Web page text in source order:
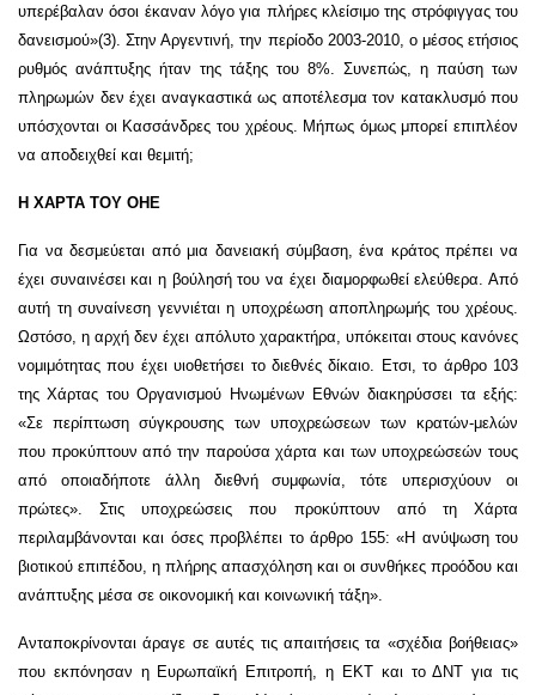
υπερέβαλαν όσοι έκαναν λόγο για πλήρες κλείσιμο της στρόφιγγας του
δανεισμού»(3). Στην Αργεντινή, την περίοδο 2003-2010, ο μέσος ετήσιος
ρυθμός ανάπτυξης ήταν της τάξης του 8%. Συνεπώς, η παύση των
πληρωμών δεν έχει αναγκαστικά ως αποτέλεσμα τον κατακλυσμό που
υπόσχονται οι Κασσάνδρες του χρέους. Μήπως όμως μπορεί επιπλέον
να αποδειχθεί και θεμιτή;
Η ΧΑΡΤΑ ΤΟΥ ΟΗΕ
Για να δεσμεύεται από μια δανειακή σύμβαση, ένα κράτος πρέπει να
έχει συναινέσει και η βούλησή του να έχει διαμορφωθεί ελεύθερα. Από
αυτή τη συναίνεση γεννιέται η υποχρέωση αποπληρωμής του χρέους.
Ωστόσο, η αρχή δεν έχει απόλυτο χαρακτήρα, υπόκειται στους κανόνες
νομιμότητας που έχει υιοθετήσει το διεθνές δίκαιο. Ετσι, το άρθρο 103
της Χάρτας του Οργανισμού Ηνωμένων Εθνών διακηρύσσει τα εξής:
«Σε περίπτωση σύγκρουσης των υποχρεώσεων των κρατών-μελών
που προκύπτουν από την παρούσα χάρτα και των υποχρεώσεών τους
από οποιαδήποτε άλλη διεθνή συμφωνία, τότε υπερισχύουν οι
πρώτες». Στις υποχρεώσεις που προκύπτουν από τη Χάρτα
περιλαμβάνονται και όσες προβλέπει το άρθρο 155: «Η ανύψωση του
βιοτικού επιπέδου, η πλήρης απασχόληση και οι συνθήκες προόδου και
ανάπτυξης μέσα σε οικονομική και κοινωνική τάξη».
Ανταποκρίνονται άραγε σε αυτές τις απαιτήσεις τα «σχέδια βοήθειας»
που εκπόνησαν η Ευρωπαϊκή Επιτροπή, η ΕΚΤ και το ΔΝΤ για τις